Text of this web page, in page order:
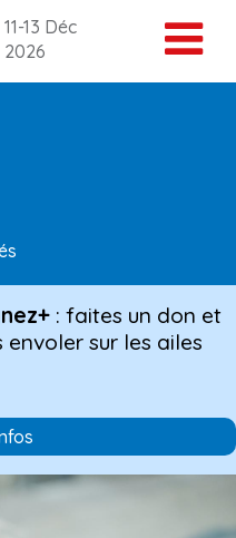
11-13 Déc
2026
: faites un don et
sur les ailes